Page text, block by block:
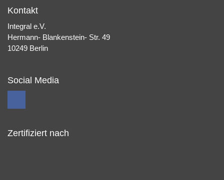
Kontakt
Integral e.V.
Hermann- Blankenstein- Str. 49
10249 Berlin
Social Media
Zertifiziert nach